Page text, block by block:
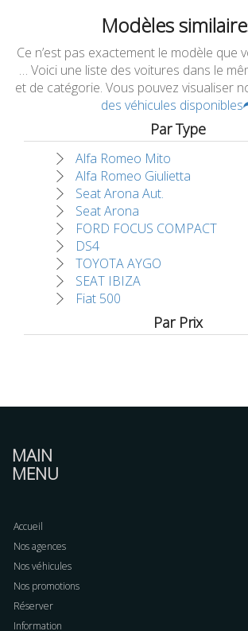
Modèles
Ce n’est pas exactement le modèle que
… Voici une liste des voitures dans le
et de catégorie. Vous pouvez visualiser
des véhicules disponibles
Par Type
Alfa Romeo Mito
Alfa Romeo Giulietta
Seat Arona Aut.
Seat Arona
FORD FOCUS COMPACT
DS4
TOYOTA AYGO
SEAT IBIZA
Fiat 500
Par Prix
MAIN
MENU
Accueil
Nos agences
Nos véhicules
Nos promotions
Réserver
Information